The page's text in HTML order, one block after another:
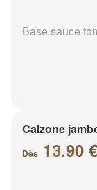
Base sauce
Calzone
Dès 13.90 €